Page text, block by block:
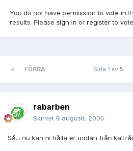
You do not have permission to vote in
results. Please sign in or registerto
FÖRRA Sida 1 av 5
rabarben
Skrivet 9 augusti, 2006
Så... nu kan ni hålla er undan från